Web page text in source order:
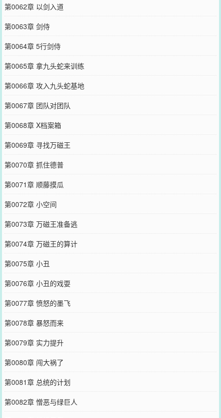
第0062章 以剑入道
第0063章 剑侍
第0064章 5行剑侍
第0065章 拿九头蛇来训练
第0066章 攻入九头蛇基地
第0067章 团队对团队
第0068章 X档案箱
第0069章 寻找万磁王
第0070章 抓住德普
第0071章 顺藤摸瓜
第0072章 小空间
第0073章 万磁王准备逃
第0074章 万磁王的算计
第0075章 小丑
第0076章 小丑的戏耍
第0077章 愤怒的墨飞
第0078章 暴怒而来
第0079章 实力提升
第0080章 闯大祸了
第0081章 总统的计划
第0082章 憎恶与绿巨人